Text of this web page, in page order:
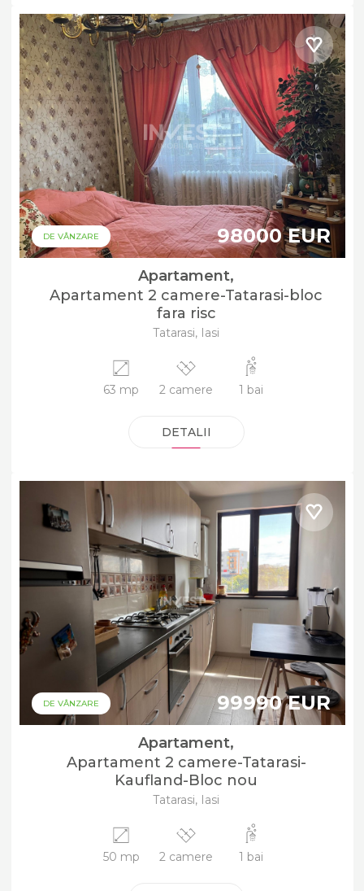
DE VÂNZARE 98000 EUR
Apartament,
Apartament 2 camere-Tatarasi-bloc
fara risc
Tatarasi, Iasi
63 mp 2 camere 1 bai
DETALII
DE VÂNZARE 99990 EUR
Apartament,
Apartament 2 camere-Tatarasi-
Kaufland-Bloc nou
Tatarasi, Iasi
50 mp 2 camere 1 bai